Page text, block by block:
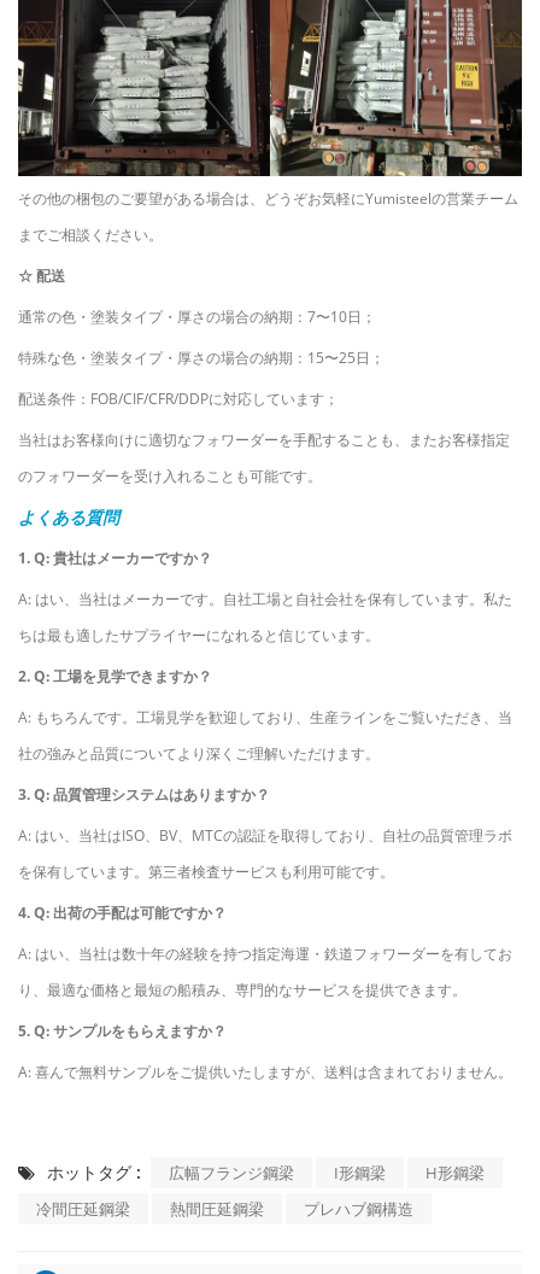
その他の梱包のご要望がある場合は、どうぞお気軽にYumisteelの営業チーム
までご相談ください。
☆ 配送
通常の色・塗装タイプ・厚さの場合の納期：7〜10日；
特殊な色・塗装タイプ・厚さの場合の納期：15〜25日；
配送条件：FOB/CIF/CFR/DDPに対応しています；
当社はお客様向けに適切なフォワーダーを手配することも、またお客様指定
のフォワーダーを受け入れることも可能です。
よくある質問
1. Q: 貴社はメーカーですか？
A: はい、当社はメーカーです。自社工場と自社会社を保有しています。私た
ちは最も適したサプライヤーになれると信じています。
2. Q: 工場を見学できますか？
A: もちろんです。工場見学を歓迎しており、生産ラインをご覧いただき、当
社の強みと品質についてより深くご理解いただけます。
3. Q: 品質管理システムはありますか？
A: はい、当社はISO、BV、MTCの認証を取得しており、自社の品質管理ラボ
を保有しています。第三者検査サービスも利用可能です。
4. Q: 出荷の手配は可能ですか？
A: はい、当社は数十年の経験を持つ指定海運・鉄道フォワーダーを有してお
り、最適な価格と最短の船積み、専門的なサービスを提供できます。
5. Q: サンプルをもらえますか？
A: 喜んで無料サンプルをご提供いたしますが、送料は含まれておりません。
ホットタグ : 広幅フランジ鋼梁 I形鋼梁
H形鋼梁
冷間圧延鋼梁
熱間圧延鋼梁 プレハブ鋼構造